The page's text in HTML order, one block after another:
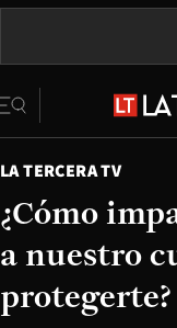
LA TERCERA TV
¿Cómo
a nuestro
protegerte?